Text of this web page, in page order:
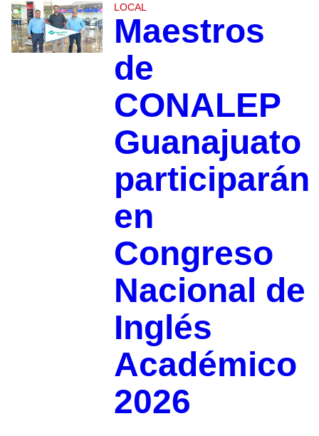
LOCAL
Maestros
de
CONALEP
Guanajuato
participarán
en
Congreso
Nacional de
Inglés
Académico
2026